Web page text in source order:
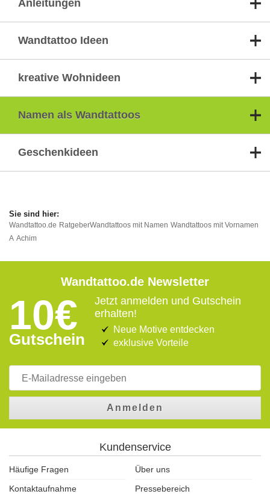
Anleitungen
Wandtattoo Ideen
kreative Wohnideen
Namen als Wandtattoos
Geschenkideen
Wandtattoo.de RatgeberWandtattoos mit Namen Wandtattoos mit Vornamen
A Achim
Wandtattoo.de Newsletter
10€
Gutschein
Jetzt anmelden und Gutschein
erhalten!
Neue Motive entdecken
exklusive Vorteile
Anmelden
Kundenservice
Häufige Fragen
Über uns
Kontaktaufnahme
Pressebereich